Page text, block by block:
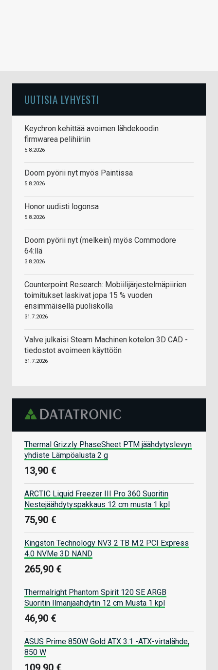
UUTISIA LYHYESTI
Keychron kehittää avoimen lähdekoodin
firmwarea pelihiiriin
5.8.2026
Doom pyörii nyt myös Paintissa
5.8.2026
Honor uudisti logonsa
5.8.2026
Doom pyörii nyt (melkein) myös Commodore
64:llä
3.8.2026
Counterpoint Research: Mobiilijärjestelmäpiirien
toimitukset laskivat jopa 15 % vuoden
ensimmäisellä puoliskolla
31.7.2026
Valve julkaisi Steam Machinen kotelon 3D CAD -
tiedostot avoimeen käyttöön
31.7.2026
Thermal Grizzly PhaseSheet PTM jäähdytyslevyn
yhdiste Lämpöalusta 2 g
13,90 €
ARCTIC Liquid Freezer III Pro 360 Suoritin
Nestejäähdytyspakkaus 12 cm musta 1 kpl
75,90 €
Kingston Technology NV3 2 TB M.2 PCI Express
4.0 NVMe 3D NAND
265,90 €
Thermalright Phantom Spirit 120 SE ARGB
Suoritin Ilmanjäähdytin 12 cm Musta 1 kpl
46,90 €
ASUS Prime 850W Gold ATX 3.1 -ATX-virtalähde,
850 W
109,90 €